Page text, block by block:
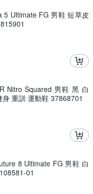
5 Ultimate FG 男鞋 短草皮
Nitro Squared 男鞋 黑 白
重訓 運動鞋 37868701
8 Ultimate FG 男鞋 白
01